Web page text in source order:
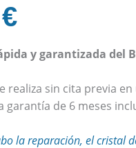
€
y garantizada del
realiza sin cita previa
garantía de 6 meses
la reparación, el cristal